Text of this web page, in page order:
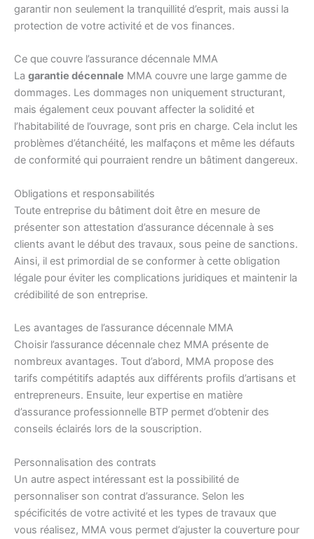
garantir non seulement la tranquillité d’esprit, mais aussi la
protection de votre activité et de vos finances.
Ce que couvre l’assurance décennale MMA
La garantie décennale MMA couvre une large gamme de
dommages. Les dommages non uniquement structurant,
mais également ceux pouvant affecter la solidité et
l’habitabilité de l’ouvrage, sont pris en charge. Cela inclut les
problèmes d’étanchéité, les malfaçons et même les défauts
de conformité qui pourraient rendre un bâtiment dangereux.
Obligations et responsabilités
Toute entreprise du bâtiment doit être en mesure de
présenter son attestation d’assurance décennale à ses
clients avant le début des travaux, sous peine de sanctions.
Ainsi, il est primordial de se conformer à cette obligation
légale pour éviter les complications juridiques et maintenir la
crédibilité de son entreprise.
Les avantages de l’assurance décennale MMA
Choisir l’assurance décennale chez MMA présente de
nombreux avantages. Tout d’abord, MMA propose des
tarifs compétitifs adaptés aux différents profils d’artisans et
entrepreneurs. Ensuite, leur expertise en matière
d’assurance professionnelle BTP permet d’obtenir des
conseils éclairés lors de la souscription.
Personnalisation des contrats
Un autre aspect intéressant est la possibilité de
personnaliser son contrat d’assurance. Selon les
spécificités de votre activité et les types de travaux que
vous réalisez, MMA vous permet d’ajuster la couverture pour